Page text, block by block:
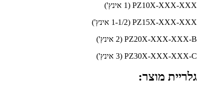
PZ10X-XXX-XXX (1 אינץ')
PZ15X-XXX-XXX (1-1/2 אינץ')
PZ20X-XXX-XXX-B (2 אינץ')
PZ30X-XXX-XXX-C (3 אינץ')
גלריית מוצר: